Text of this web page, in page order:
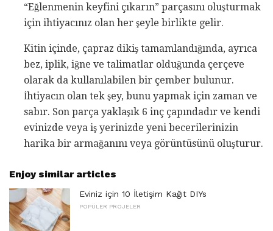
“Eğlenmenin keyfini çıkarın” parçasını oluşturmak
için ihtiyacınız olan her şeyle birlikte gelir.
Kitin içinde, çapraz dikiş tamamlandığında, ayrıca
bez, iplik, iğne ve talimatlar olduğunda çerçeve
olarak da kullanılabilen bir çember bulunur.
İhtiyacın olan tek şey, bunu yapmak için zaman ve
sabır. Son parça yaklaşık 6 inç çapındadır ve kendi
evinizde veya iş yerinizde yeni becerilerinizin
harika bir armağanını veya görüntüsünü oluşturur.
Enjoy similar articles
Eviniz için 10 İletişim Kağıt DIYs
POPÜLER PROJELER